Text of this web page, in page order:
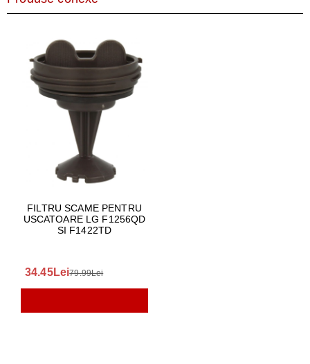
FILTRU SCAME PENTRU
USCATOARE LG F1256QD
SI F1422TD
34.45Lei79.99Lei